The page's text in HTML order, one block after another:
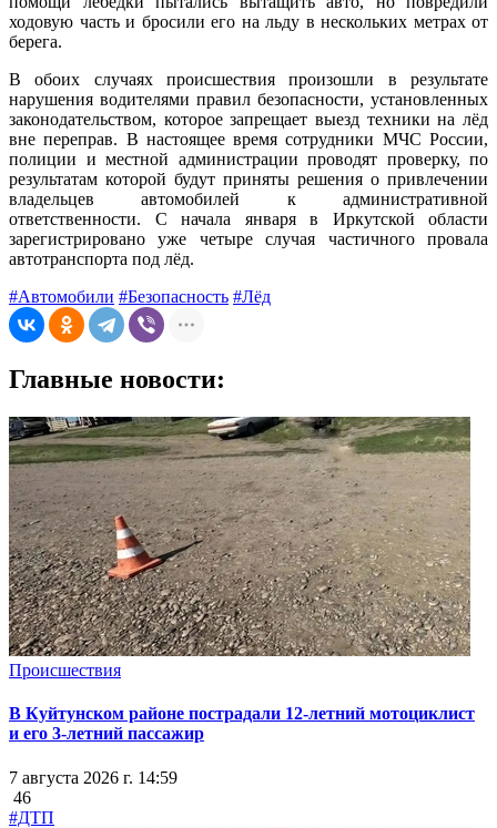
ходовую часть и бросили его на льду в нескольких метрах от
берега.
В обоих случаях происшествия произошли в результате
нарушения водителями правил безопасности, установленных
законодательством, которое запрещает выезд техники на лёд
вне переправ. В настоящее время сотрудники МЧС России,
полиции и местной администрации проводят проверку, по
результатам которой будут приняты решения о привлечении
владельцев автомобилей к административной
ответственности. С начала января в Иркутской области
зарегистрировано уже четыре случая частичного провала
автотранспорта под лёд.
#Автомобили #Безопасность #Лёд
Главные новости:
Происшествия
В Куйтунском районе пострадали 12-летний мотоциклист
и его 3-летний пассажир
7 августа 2026 г. 14:59
46
#ДТП